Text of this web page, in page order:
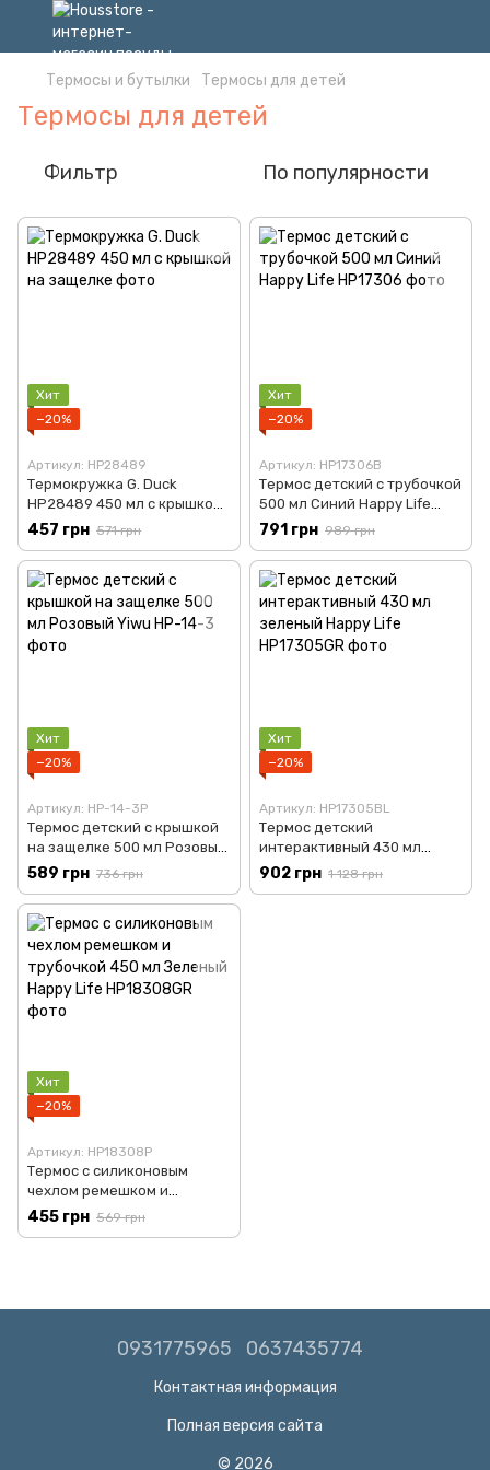
Термосы и бутылки Термосы для детей
Термосы для детей
Фильтр По популярности
Хит
−20%
Артикул: HP28489
Термокружка G. Duck
HP28489 450 мл с крышкой
на защелке
457 грн 571 грн
Хит
−20%
Артикул: HP17306B
Термос детский с трубочкой
500 мл Синий Happy Life
HP17306
791 грн 989 грн
Хит
−20%
Артикул: HP-14-3P
Термос детский с крышкой
на защелке 500 мл Розовый
Yiwu HP-14-3
589 грн 736 грн
Хит
−20%
Артикул: HP17305BL
Термос детский
интерактивный 430 мл
зеленый Happy Life
HP17305GR
902 грн 1 128 грн
Хит
−20%
Артикул: HP18308P
Термос с силиконовым
чехлом ремешком и
трубочкой 450 мл Зеленый
Happy Life HP18308GR
455 грн 569 грн
0931775965 0637435774
Контактная информация
Полная версия сайта
© 2026